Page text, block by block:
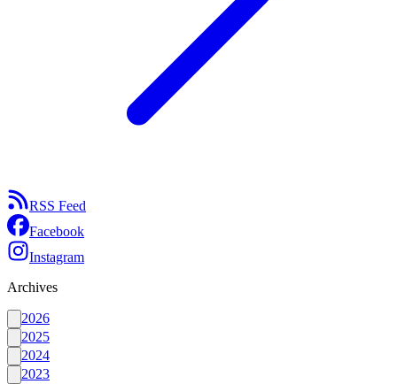
RSS Feed
Facebook
Instagram
Archives
2026
2025
2024
2023